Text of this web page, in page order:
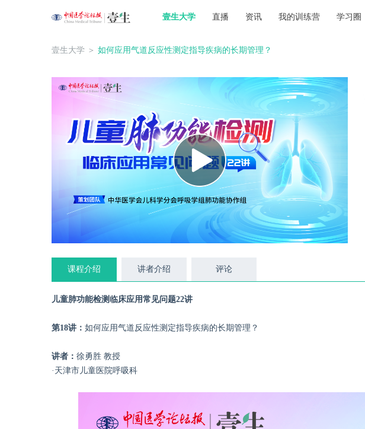
壹生大学 直播 资讯 我的训练营 学习圈
壹生大学 ＞ 如何应用气道反应性测定指导疾病的长期管理？
课程介绍 讲者介绍 评论
儿童肺功能检测临床应用常见问题22讲
第18讲： 如何应用气道反应性测定指导疾病的长期管理？
讲者： 徐勇胜 教授
·天津市儿童医院呼吸科